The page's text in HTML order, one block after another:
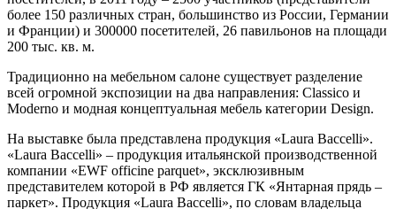
более 150 различных стран, большинство из России, Германии
и Франции) и 300000 посетителей, 26 павильонов на площади
200 тыс. кв. м.
Традиционно на мебельном салоне существует разделение
всей огромной экспозиции на два направления: Classico и
Moderno и модная концептуальная мебель категории Design.
На выставке была представлена продукция «Laura Baccelli».
«Laura Baccelli» – продукция итальянской производственной
компании «EWF officine parquet», эксклюзивным
представителем которой в РФ является ГК «Янтарная прядь –
паркет». Продукция «Laura Baccelli», по словам владельца